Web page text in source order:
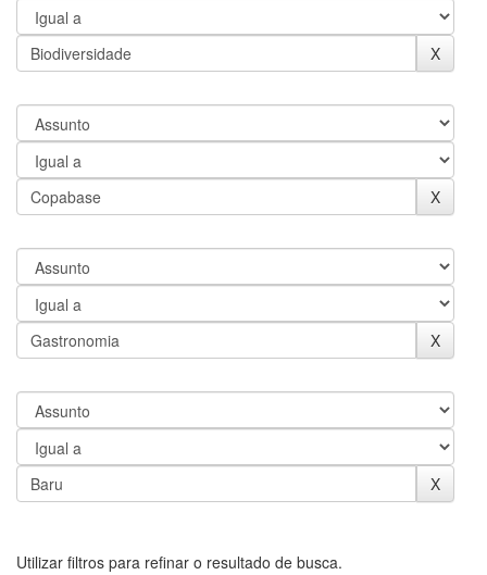
Utilizar filtros para refinar o resultado de busca.